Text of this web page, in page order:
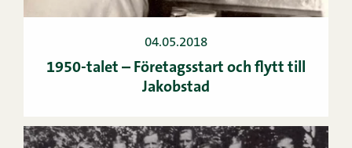
04.05.2018
1950-talet – Företagsstart och flytt till
Jakobstad